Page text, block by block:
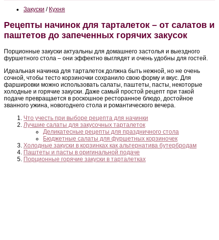
Закуски / Кухня
Рецепты начинок для тарталеток – от салатов и
паштетов до запеченных горячих закусок
Порционные закуски актуальны для домашнего застолья и выездного
фуршетного стола – они эффектно выглядят и очень удобны для гостей.
Идеальная начинка для тарталеток должна быть нежной, но не очень
сочной, чтобы тесто корзиночки сохранило свою форму и вкус. Для
фаршировки можно использовать салаты, паштеты, пасты, некоторые
холодные и горячие закуски. Даже самый простой рецепт при такой
подаче превращается в роскошное ресторанное блюдо, достойное
званного ужина, новогоднего стола и романтического вечера.
Что учесть при выборе рецепта для начинки
Лучшие салаты для закусочных тарталеток
Деликатесные рецепты для праздничного стола
Бюджетные салаты для фуршетных корзиночек
Холодные закуски в корзинках как альтернатива бутербродам
Паштеты и пасты в оригинальной подаче
Порционные горячие закуски в тарталетках